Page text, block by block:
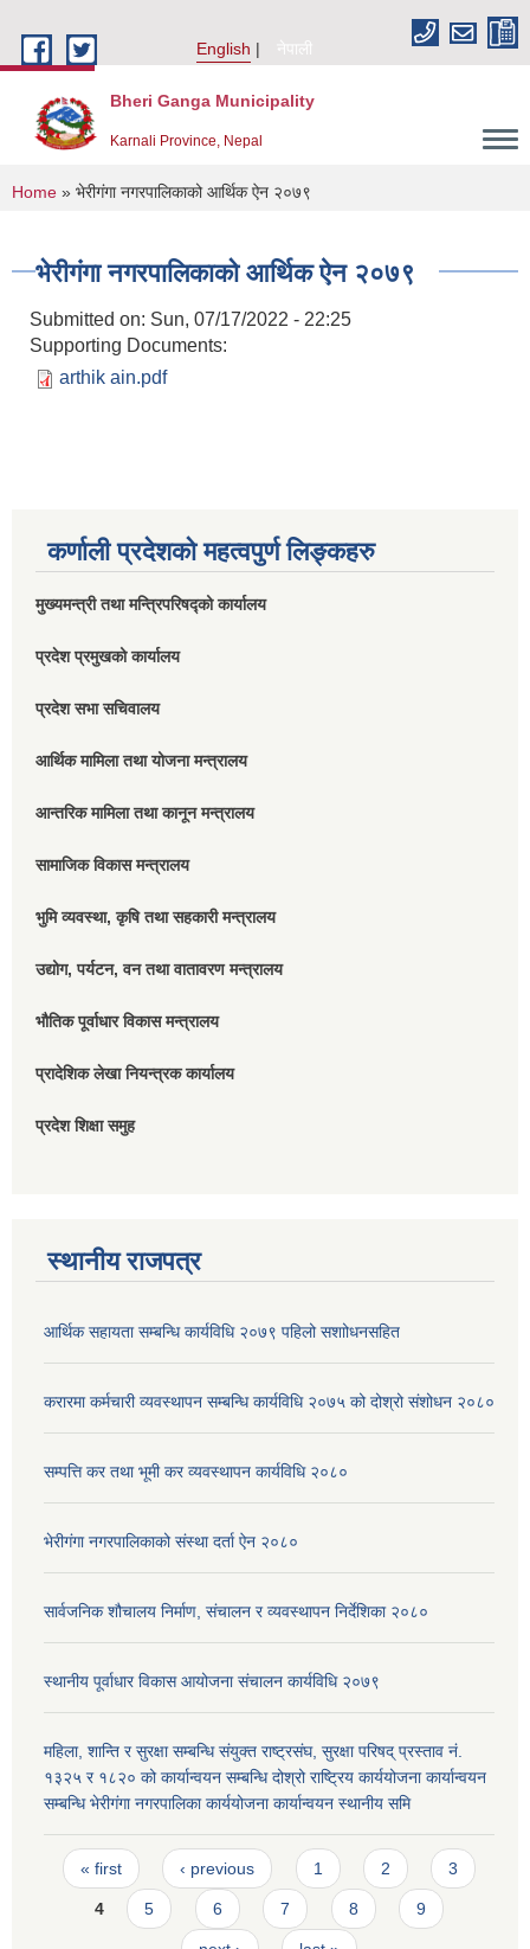
English
नेपाली
Bheri Ganga Municipality
Karnali Province, Nepal
You are here
Home » भेरीगंगा नगरपालिकाको आर्थिक ऐन २०७९
भेरीगंगा नगरपालिकाको आर्थिक ऐन २०७९
Submitted on: Sun, 07/17/2022 - 22:25
Supporting Documents:
arthik ain.pdf
कर्णाली प्रदेशको महत्वपुर्ण लिङ्कहरु
मुख्यमन्त्री तथा मन्त्रिपरिषद्को कार्यालय
प्रदेश प्रमुखको कार्यालय
प्रदेश सभा सचिवालय
आर्थिक मामिला तथा योजना मन्त्रालय
आन्तरिक मामिला तथा कानून मन्त्रालय
सामाजिक विकास मन्त्रालय
भुमि व्यवस्था, कृषि तथा सहकारी मन्त्रालय
उद्योग, पर्यटन, वन तथा वातावरण मन्त्रालय
भौतिक पूर्वाधार विकास मन्त्रालय
प्रादेशिक लेखा नियन्त्रक कार्यालय
प्रदेश शिक्षा समुह
स्थानीय राजपत्र
आर्थिक सहायता सम्बन्धि कार्यविधि २०७९ पहिलो स‌शाोधनसहित
करारमा कर्मचारी व्यवस्थापन सम्बन्धि कार्यविधि २०७५ को दोश्रो संशोधन २०८०
सम्पत्ति कर तथा भूमी कर व्यवस्थापन कार्यविधि २०८०
भेरीगंगा नगरपालिकाको संस्था दर्ता ऐन २०८०
सार्वजनिक शौचालय निर्माण, संचालन र व्यवस्थापन निर्देशिका २०८०
स्थानीय पूर्वाधार विकास आयोजना संचालन कार्यविधि २०७९
महिला, शान्ति र सुरक्षा सम्बन्धि संयुक्त राष्ट्रसंघ, सुरक्षा परिषद् प्रस्ताव नं.
१३२५ र १८२० को कार्यान्वयन सम्बन्धि दोश्रो राष्ट्रिय कार्ययोजना कार्यान्वयन
सम्बन्धि भेरीगंगा नगरपालिका कार्ययोजना कार्यान्वयन स्थानीय समि
Pages
« first ‹ previous 1 2 3
4 5 6 7 8 9